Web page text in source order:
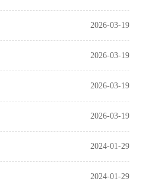
2026-03-19
2026-03-19
2026-03-19
2026-03-19
2024-01-29
2024-01-29